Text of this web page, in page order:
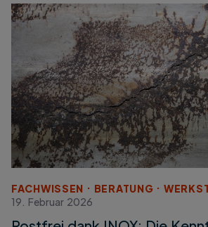
FACHWISSEN BERATUNG
19. Februar 2026